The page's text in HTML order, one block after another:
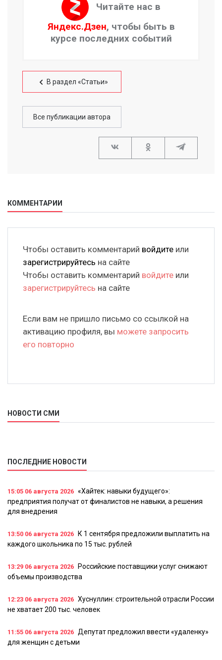
Читайте нас в
Яндекс.Дзен, чтобы быть в
курсе последних событий
В раздел «Статьи»
Все публикации автора
КОММЕНТАРИИ
Чтобы оставить комментарий войдите или
зарегистрируйтесь на сайте
Чтобы оставить комментарий войдите или
зарегистрируйтесь на сайте
Если вам не пришло письмо со ссылкой на
активацию профиля, вы можете запросить
его повторно
НОВОСТИ СМИ
ПОСЛЕДНИЕ НОВОСТИ
15:05 06 августа 2026 «Хайтек: навыки будущего»:
предприятия получат от финалистов не навыки, а решения
для внедрения
13:50 06 августа 2026
К 1 сентября предложили выплатить на
каждого школьника по 15 тыс. рублей
13:29 06 августа 2026
Российские поставщики услуг снижают
объемы производства
12:23 06 августа 2026 Хуснуллин: строительной отрасли России
не хватает 200 тыс. человек
11:55 06 августа 2026 Депутат предложил ввести «удаленку»
для женщин с детьми